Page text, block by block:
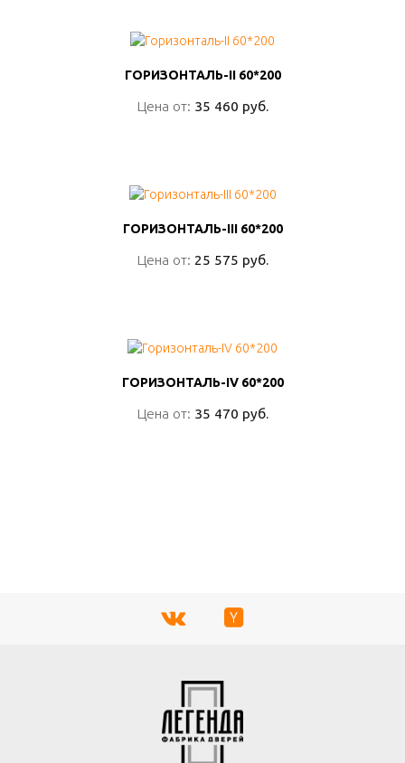
ГОРИЗОНТАЛЬ-II 60*200
Цена от: 35 460 руб.
ГОРИЗОНТАЛЬ-II 60*200
Цена от: 35 460 руб.
ГОРИЗОНТАЛЬ-III 60*200
Цена от: 25 575 руб.
ГОРИЗОНТАЛЬ-III 60*200
Цена от: 25 575 руб.
ГОРИЗОНТАЛЬ-IV 60*200
Цена от: 35 470 руб.
ГОРИЗОНТАЛЬ-IV 60*200
Цена от: 35 470 руб.